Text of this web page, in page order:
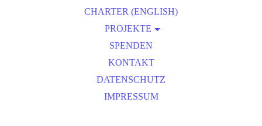
CHARTER (ENGLISH)
PROJEKTE
2025
2024
2023
2022
SPENDEN
KONTAKT
DATENSCHUTZ
IMPRESSUM